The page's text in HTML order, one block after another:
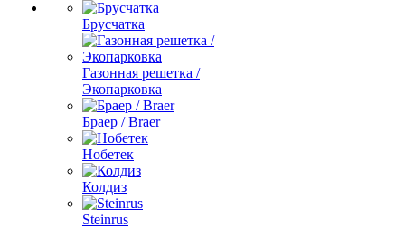
Брусчатка
Газонная решетка /
Экопарковка
Браер / Braer
Нобетек
Колдиз
Steinrus